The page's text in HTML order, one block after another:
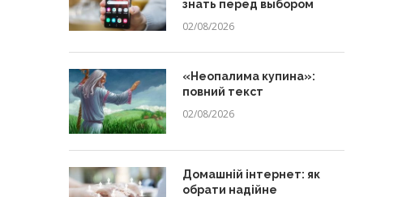
знать перед выбором
02/08/2026
«Неопалима купина»:
повний текст
02/08/2026
Домашній інтернет: як
обрати надійне